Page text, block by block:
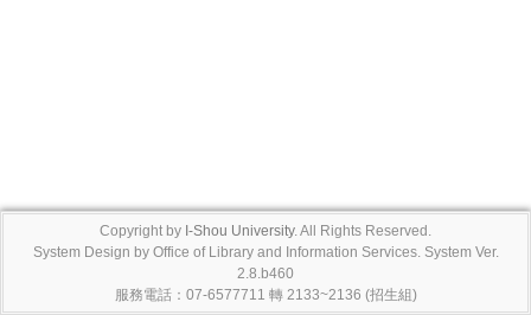
Copyright by I-Shou University. All Rights Reserved.
System Design by Office of Library and Information Services. System Ver.
2.8.b460
服務電話：07-6577711 轉 2133~2136 (招生組)